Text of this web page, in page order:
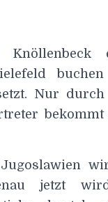
Nur
jetzt